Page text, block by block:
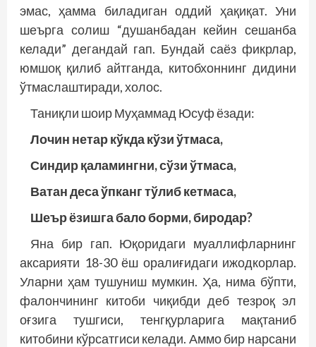
эмас, ҳамма биладиган оддий ҳақиқат. Уни
шеърга солиш “душанбадан кейин сешанба
келади” дегандай гап. Бундай саёз фикрлар,
юмшоқ қилиб айтганда, китобхоннинг дидини
ўтмаслаштиради, холос.
Таниқли шоир Муҳаммад Юсуф ёзади:
Лочин нетар кўкда кўзи ўтмаса,
Синдир қаламингни, сўзи ўтмаса,
Ватан деса ўпканг тўлиб кетмаса,
Шеър ёзишга бало борми, биродар?
Яна бир гап. Юқоридаги муаллифларнинг
аксарияти 18-30 ёш оралиғидаги ижодкорлар.
Уларни ҳам тушуниш мумкин. Ҳа, нима бўпти,
фалончининг китоби чиқибди деб тезроқ эл
оғзига тушгиси, тенгқурларига мақтаниб
китобини кўрсатгиси келади. Аммо бир нарсани